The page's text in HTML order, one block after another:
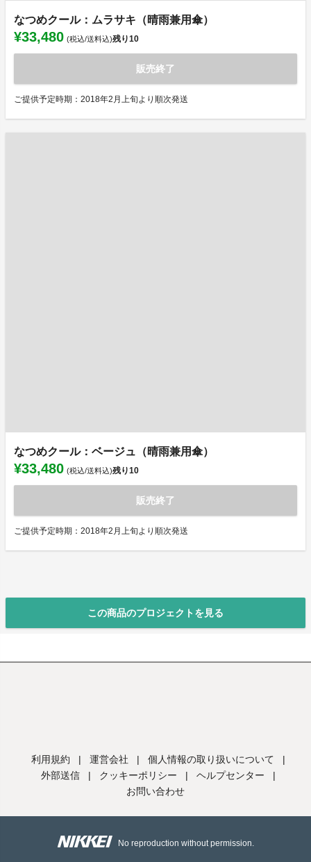
なつめクール：ムラサキ（晴雨兼用傘）
¥33,480 (税込/送料込)残り10
販売終了
ご提供予定時期：2018年2月上旬より順次発送
なつめクール：ベージュ（晴雨兼用傘）
¥33,480 (税込/送料込)残り10
販売終了
ご提供予定時期：2018年2月上旬より順次発送
この商品のプロジェクトを見る
利用規約 | 運営会社 | 個人情報の取り扱いについて
|
外部送信
| クッキーポリシー | ヘルプセンター
|
お問い合わせ
No reproduction without permission.